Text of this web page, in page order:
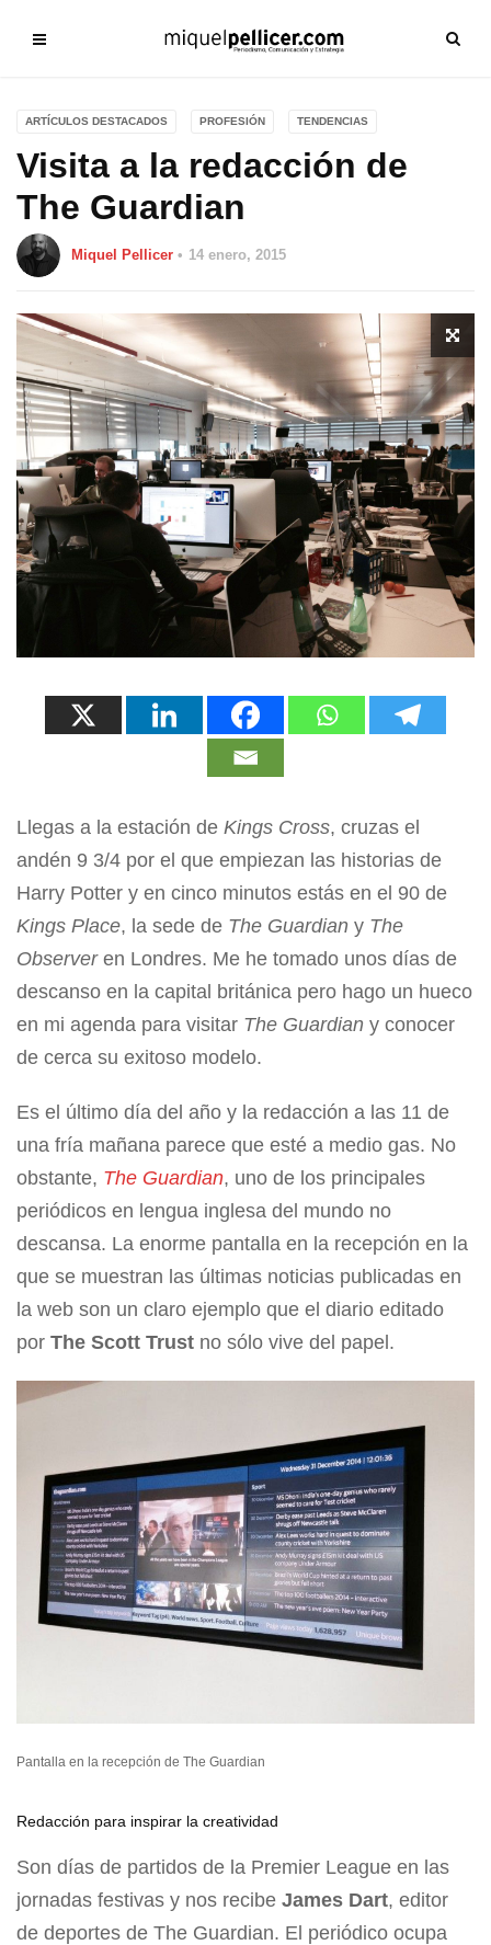
ARTÍCULOS DESTACADOS PROFESIÓN TENDENCIAS
Visita a la redacción de
The Guardian
Miquel Pellicer 14 enero, 2015
Llegas a la estación de Kings Cross, cruzas el
andén 9 3/4 por el que empiezan las historias de
Harry Potter y en cinco minutos estás en el 90 de
Kings Place, la sede de The Guardian y The
Observeren Londres. Me he tomado unos días de
descanso en la capital británica pero hago un hueco
en mi agenda para visitar The Guardian y conocer
de cerca su exitoso modelo.
Es el último día del año y la redacción a las 11 de
una fría mañana parece que esté a medio gas. No
obstante, The Guardian, uno de los principales
periódicos en lengua inglesa del mundo no
descansa. La enorme pantalla en la recepción en la
que se muestran las últimas noticias publicadas en
la web son un claro ejemplo que el diario editado
por The Scott Trust no sólo vive del papel.
Pantalla en la recepción de The Guardian
Redacción para inspirar la creatividad
Son días de partidos de la Premier League en las
jornadas festivas y nos recibe James Dart, editor
de deportes de The Guardian. El periódico ocupa